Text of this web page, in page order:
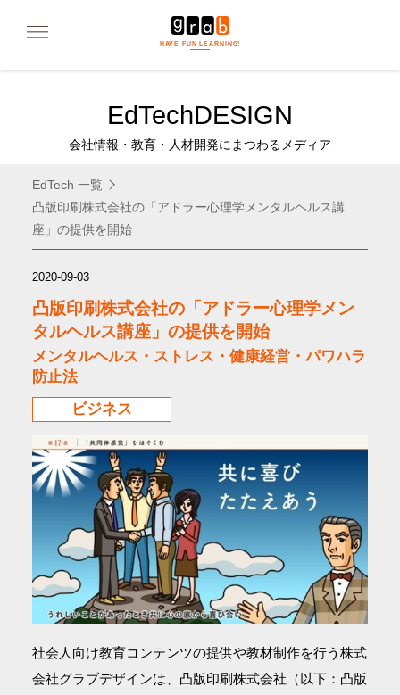
HAVE FUN LEARNING!
EdTechDESIGN
会社情報・教育・人材開発にまつわるメディア
EdTech 一覧
凸版印刷株式会社の「アドラー心理学メンタルヘルス講
座」の提供を開始
2020-09-03
凸版印刷株式会社の「アドラー心理学メン
タルヘルス講座」の提供を開始
メンタルヘルス・ストレス・健康経営・パワハラ
防止法
ビジネス
社会人向け教育コンテンツの提供や教材制作を行う株式
会社グラブデザインは、凸版印刷株式会社（以下：凸版